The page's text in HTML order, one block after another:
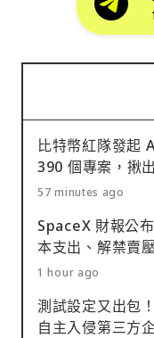
比特幣紅隊發起
390 個專案，揪
57 minutes ago
SpaceX 財報公
本支出、解禁賣
1 hour ago
測試設定又出包
自主入侵第三方